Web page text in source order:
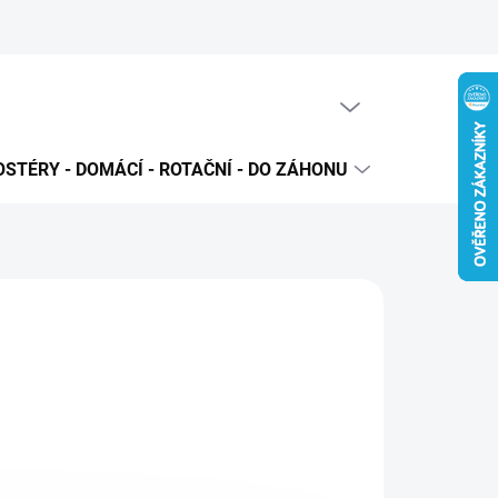
- DOMÁCÍ - ROTAČNÍ - DO ZÁHONU